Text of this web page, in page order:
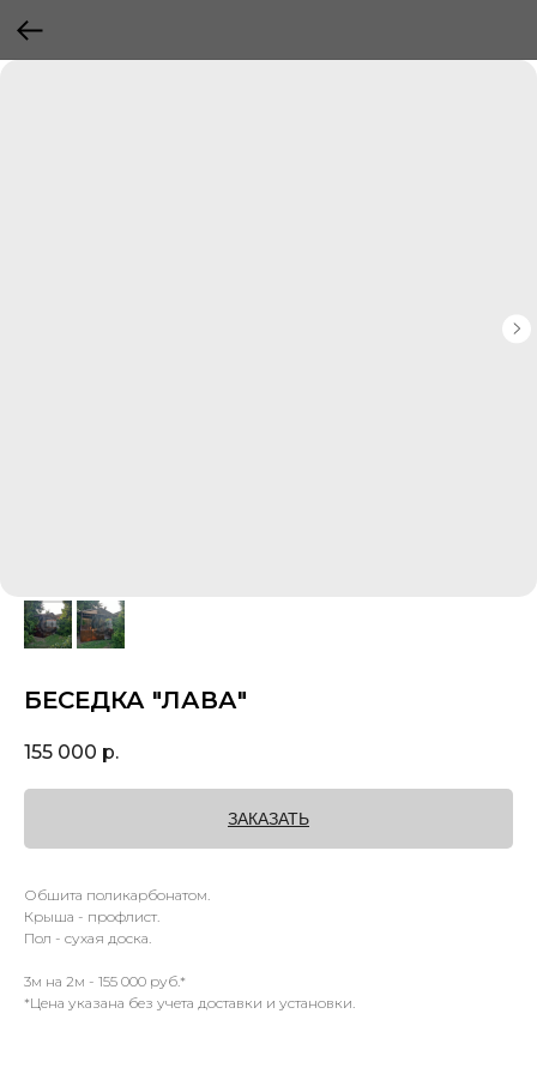
БЕСЕДКА "ЛАВА"
155 000 р.
ЗАКАЗАТЬ
Обшита поликарбонатом.
Крыша - профлист.
Пол - сухая доска.
3м на 2м - 155 000 руб.*
*Цена указана без учета доставки и установки.